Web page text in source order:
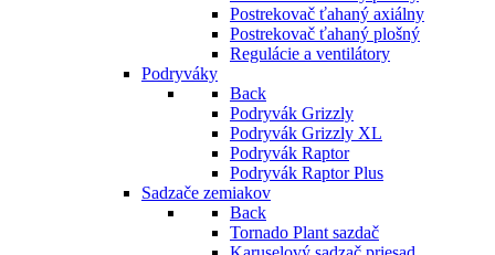
Postrekovač ťahaný axiálny
Postrekovač ťahaný plošný
Regulácie a ventilátory
Podryváky
Back
Podryvák Grizzly
Podryvák Grizzly XL
Podryvák Raptor
Podryvák Raptor Plus
Sadzače zemiakov
Back
Tornado Plant sazdač